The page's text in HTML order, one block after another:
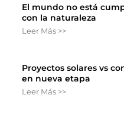
El mundo no está
con la naturaleza
Leer Más >>
Proyectos solares vs
en nueva etapa
Leer Más >>